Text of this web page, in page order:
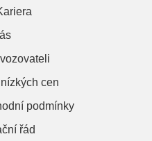
cen
podmínky
řád